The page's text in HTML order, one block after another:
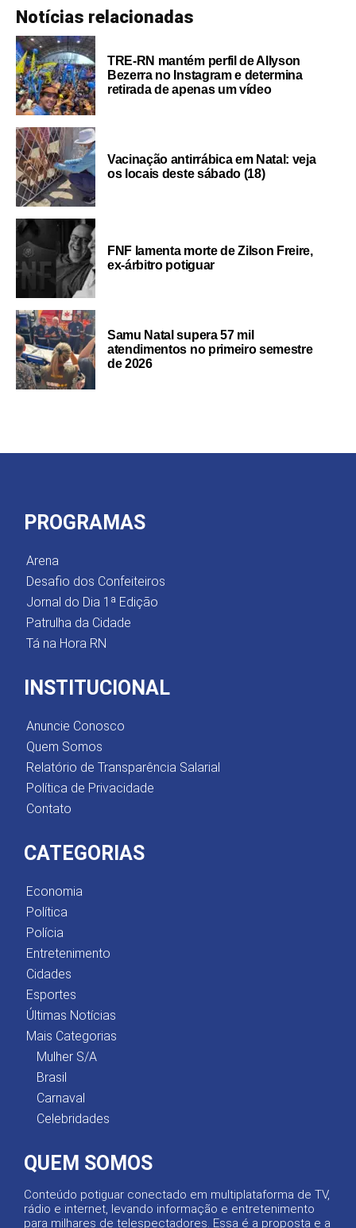
Notícias relacionadas
TRE-RN mantém perfil de Allyson
Bezerra no Instagram e determina
retirada de apenas um vídeo
Vacinação antirrábica em Natal: veja
os locais deste sábado (18)
FNF lamenta morte de Zilson Freire,
ex-árbitro potiguar
Samu Natal supera 57 mil
atendimentos no primeiro semestre
de 2026
PROGRAMAS
Arena
Desafio dos Confeiteiros
Jornal do Dia 1ª Edição
Patrulha da Cidade
Tá na Hora RN
INSTITUCIONAL
Anuncie Conosco
Quem Somos
Relatório de Transparência Salarial
Política de Privacidade
Contato
CATEGORIAS
Economia
Política
Polícia
Entretenimento
Cidades
Esportes
Últimas Notícias
Mais Categorias
Mulher S/A
Brasil
Carnaval
Celebridades
QUEM SOMOS
Conteúdo potiguar conectado em multiplataforma de TV,
rádio e internet, levando informação e entretenimento
para milhares de telespectadores. Essa é a proposta e a